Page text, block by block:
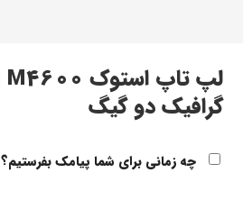
گرافیک دو گیگ
چه زمانی برای شما پیامک بفرستیم؟